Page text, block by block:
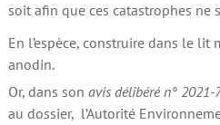
soit afin que ces catastrophes ne
En l’espèce, construire dans le lit
anodin.
Or, dans son avis délibéré n°
au dossier, l’Autorité